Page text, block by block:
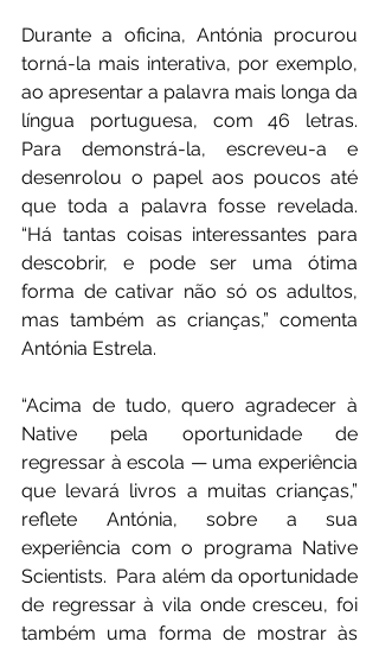
Durante a oficina, Antónia procurou
torná-la mais interativa, por exemplo,
ao apresentar a palavra mais longa da
língua portuguesa, com 46 letras.
Para demonstrá-la, escreveu-a e
desenrolou o papel aos poucos até
que toda a palavra fosse revelada.
“Há tantas coisas interessantes para
descobrir, e pode ser uma ótima
forma de cativar não só os adultos,
mas também as crianças,” comenta
Antónia Estrela.
“Acima de tudo, quero agradecer à
Native pela oportunidade de
regressar à escola — uma experiência
que levará livros a muitas crianças,”
reflete Antónia, sobre a sua
experiência com o programa Native
Scientists.  Para além da oportunidade
de regressar à vila onde cresceu, foi
também uma forma de mostrar às